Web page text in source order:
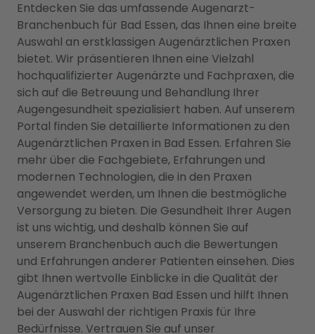
Entdecken Sie das umfassende Augenarzt-
Branchenbuch für Bad Essen, das Ihnen eine breite
Auswahl an erstklassigen Augenärztlichen Praxen
bietet. Wir präsentieren Ihnen eine Vielzahl
hochqualifizierter Augenärzte und Fachpraxen, die
sich auf die Betreuung und Behandlung Ihrer
Augengesundheit spezialisiert haben. Auf unserem
Portal finden Sie detaillierte Informationen zu den
Augenärztlichen Praxen in Bad Essen. Erfahren Sie
mehr über die Fachgebiete, Erfahrungen und
modernen Technologien, die in den Praxen
angewendet werden, um Ihnen die bestmögliche
Versorgung zu bieten. Die Gesundheit Ihrer Augen
ist uns wichtig, und deshalb können Sie auf
unserem Branchenbuch auch die Bewertungen
und Erfahrungen anderer Patienten einsehen. Dies
gibt Ihnen wertvolle Einblicke in die Qualität der
Augenärztlichen Praxen Bad Essen und hilft Ihnen
bei der Auswahl der richtigen Praxis für Ihre
Bedürfnisse. Vertrauen Sie auf unser